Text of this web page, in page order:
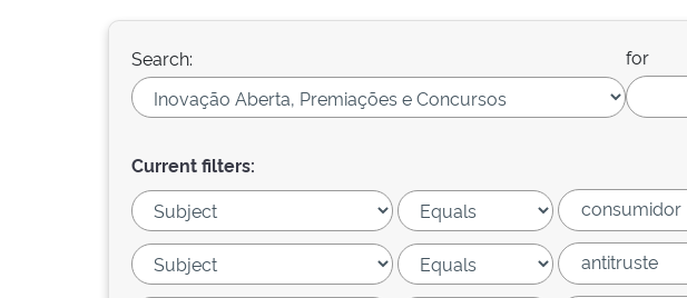
Search: for
Current filters: